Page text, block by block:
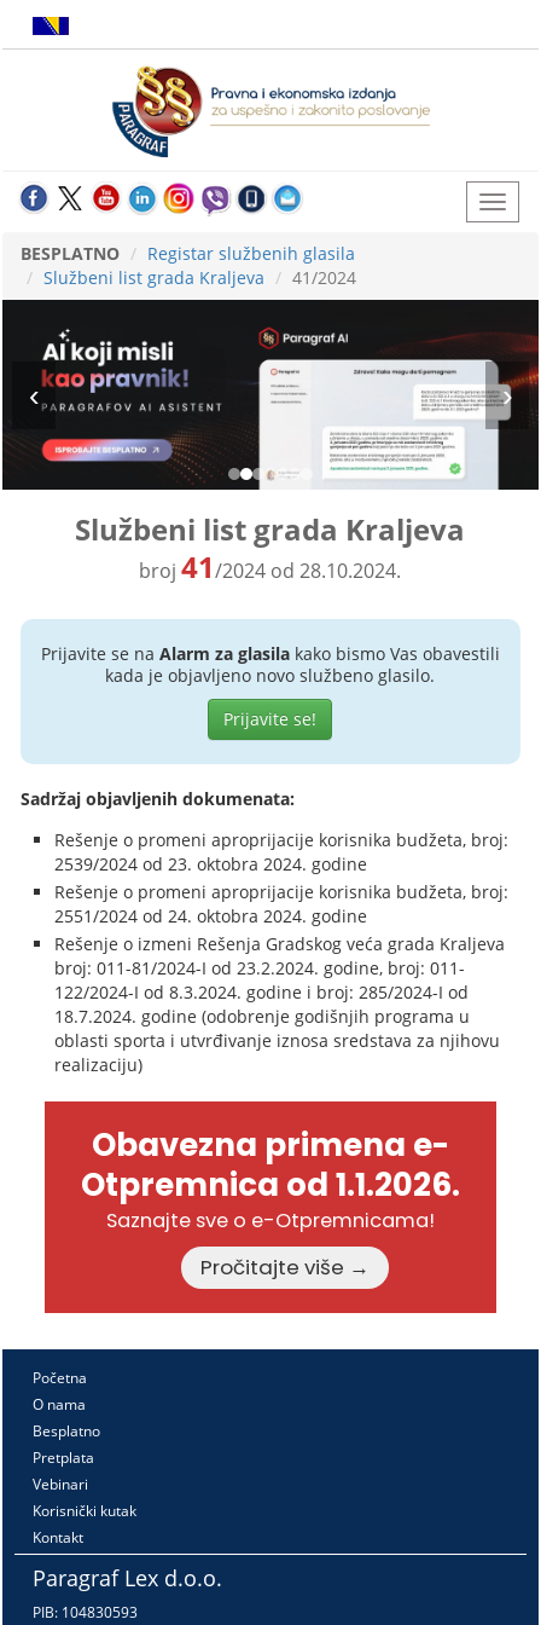
BESPLATNO
Registar službenih glasila
Službeni list grada Kraljeva
41/2024
Službeni list grada Kraljeva
broj41/2024 od 28.10.2024.
Prijavite se na Alarm za glasilakako bismo Vas obavestili
kada je objavljeno novo službeno glasilo.
Prijavite se!
Sadržaj objavljenih dokumenata:
Rešenje o promeni aproprijacije korisnika budžeta, broj:
2539/2024 od 23. oktobra 2024. godine
Rešenje o promeni aproprijacije korisnika budžeta, broj:
2551/2024 od 24. oktobra 2024. godine
Rešenje o izmeni Rešenja Gradskog veća grada Kraljeva
broj: 011-81/2024-I od 23.2.2024. godine, broj: 011-
122/2024-I od 8.3.2024. godine i broj: 285/2024-I od
18.7.2024. godine (odobrenje godišnjih programa u
oblasti sporta i utvrđivanje iznosa sredstava za njihovu
realizaciju)
Obavezna primena e-
Otpremnica od 1.1.2026.
Saznajte sve o e-Otpremnicama!
Pročitajte više →
Početna
O nama
Besplatno
Pretplata
Vebinari
Korisnički kutak
Kontakt
Paragraf Lex d.o.o.
PIB: 104830593